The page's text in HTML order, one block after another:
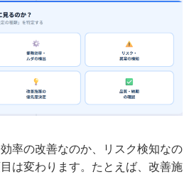
率の改善なのか、リスク検知なの
は変わります。たとえば、改善施